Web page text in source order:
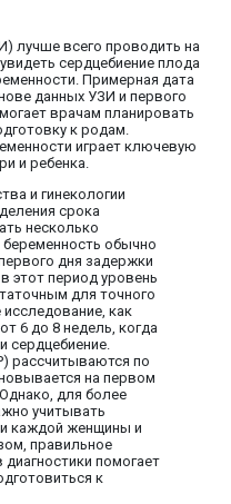
лучше всего проводить на
сердцебиение плода
Примерная дата
данных УЗИ и первого
врачам планировать
к родам.
играет ключевую
и ребенка.
и гинекологии
срока
несколько
обычно
дня задержки
этот период уровень
для точного
как
6 до 8 недель, когда
сердцебиение.
рассчитываются по
на первом
для более
учитывать
каждой женщины и
правильное
помогает
к